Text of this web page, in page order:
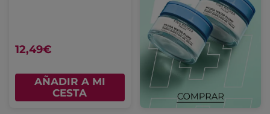
12,49€
AÑADIR A MI
CESTA